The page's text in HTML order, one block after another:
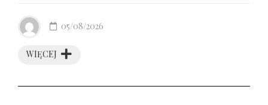
WIĘCEJ
05/08/2026